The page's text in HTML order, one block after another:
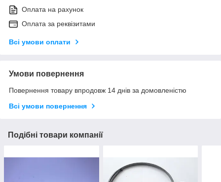
Оплата на рахунок
Оплата за реквізитами
Всі умови оплати
Умови повернення
Повернення товару впродовж 14 днів за домовленістю
Всі умови повернення
Подібні товари компанії